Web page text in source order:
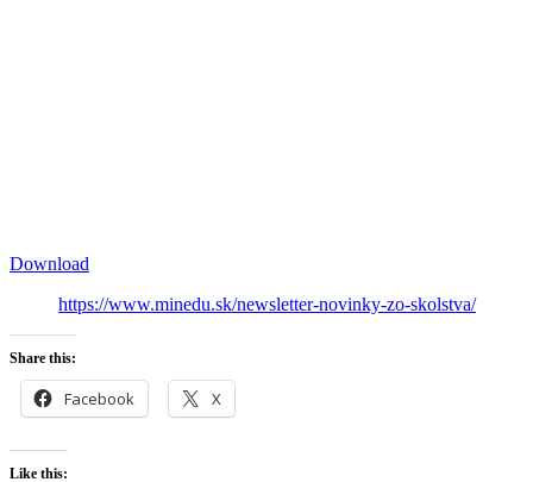
Download
https://www.minedu.sk/newsletter-novinky-zo-skolstva/
Share this:
Facebook X
Like this: